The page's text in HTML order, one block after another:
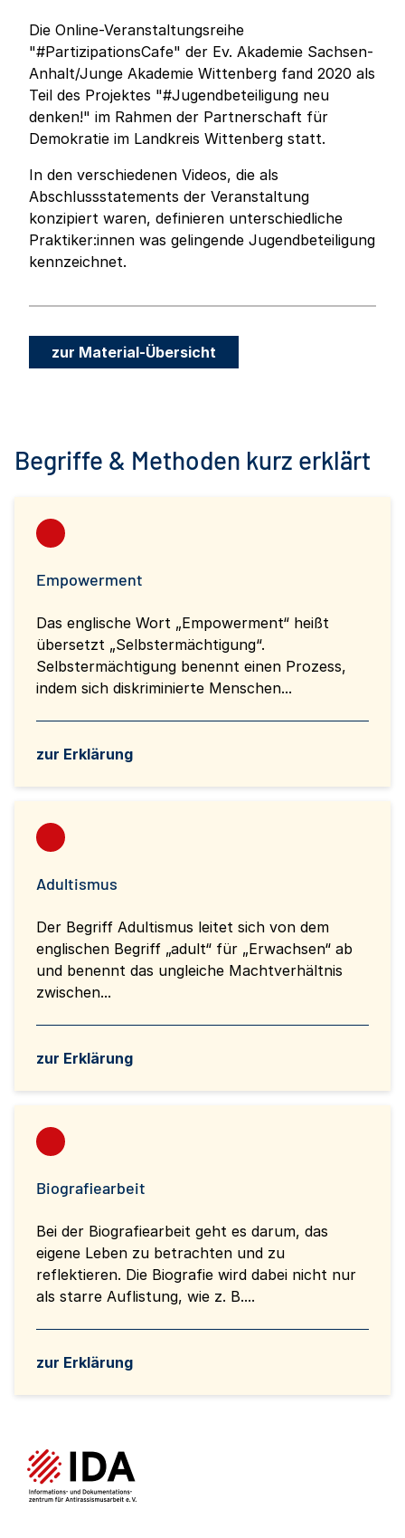
Die Online-Veranstaltungsreihe
"#PartizipationsCafe"​ der Ev. Akademie Sachsen-
Anhalt/Junge Akademie Wittenberg fand 2020 als
Teil des Projektes "#Jugendbeteiligung​ neu
denken!" im Rahmen der Partnerschaft für
Demokratie im Landkreis Wittenberg statt.
In den verschiedenen Videos, die als
Abschlussstatements der Veranstaltung
konzipiert waren, definieren unterschiedliche
Praktiker:innen was gelingende Jugendbeteiligung
kennzeichnet.
zur Material-Übersicht
Begriffe & Methoden kurz erklärt
Empowerment
Das englische Wort „Empowerment“ heißt
übersetzt „Selbstermächtigung“.
Selbstermächtigung benennt einen Prozess,
indem sich diskriminierte Menschen...
zur Erklärung
Adultismus
Der Begriff Adultismus leitet sich von dem
englischen Begriff „adult“ für „Erwachsen“ ab
und benennt das ungleiche Machtverhältnis
zwischen...
zur Erklärung
Biografiearbeit
Bei der Biografiearbeit geht es darum, das
eigene Leben zu betrachten und zu
reflektieren. Die Biografie wird dabei nicht nur
als starre Auflistung, wie z. B....
zur Erklärung